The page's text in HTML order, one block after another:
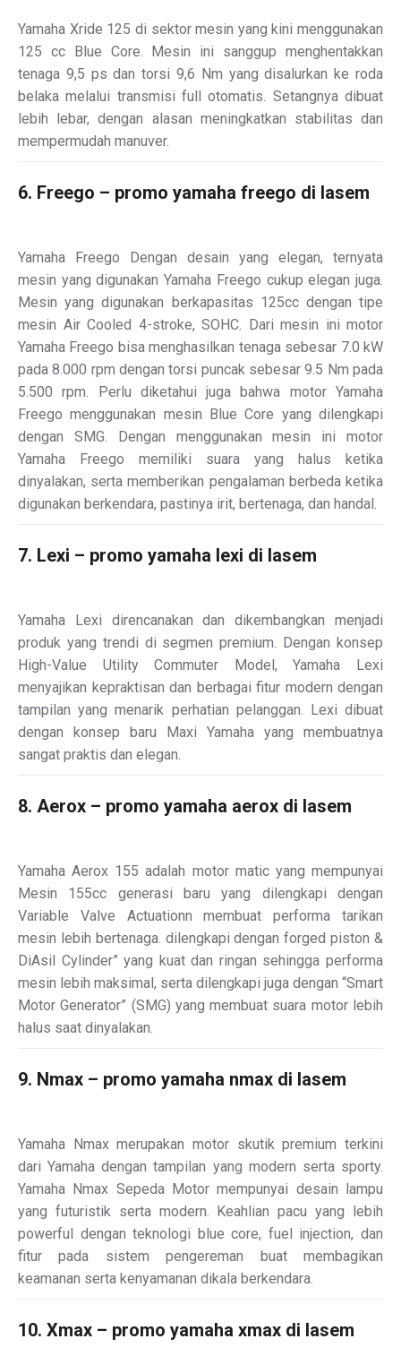
Yamaha Xride 125 di sektor mesin yang kini menggunakan
125 cc Blue Core. Mesin ini sanggup menghentakkan
tenaga 9,5 ps dan torsi 9,6 Nm yang disalurkan ke roda
belaka melalui transmisi full otomatis. Setangnya dibuat
lebih lebar, dengan alasan meningkatkan stabilitas dan
mempermudah manuver.
6. Freego – promo yamaha freego di lasem
Yamaha Freego Dengan desain yang elegan, ternyata
mesin yang digunakan Yamaha Freego cukup elegan juga.
Mesin yang digunakan berkapasitas 125cc dengan tipe
mesin Air Cooled 4-stroke, SOHC. Dari mesin ini motor
Yamaha Freego bisa menghasilkan tenaga sebesar 7.0 kW
pada 8.000 rpm dengan torsi puncak sebesar 9.5 Nm pada
5.500 rpm. Perlu diketahui juga bahwa motor Yamaha
Freego menggunakan mesin Blue Core yang dilengkapi
dengan SMG. Dengan menggunakan mesin ini motor
Yamaha Freego memiliki suara yang halus ketika
dinyalakan, serta memberikan pengalaman berbeda ketika
digunakan berkendara, pastinya irit, bertenaga, dan handal.
7. Lexi – promo yamaha lexi di lasem
Yamaha Lexi direncanakan dan dikembangkan menjadi
produk yang trendi di segmen premium. Dengan konsep
High-Value Utility Commuter Model, Yamaha Lexi
menyajikan kepraktisan dan berbagai fitur modern dengan
tampilan yang menarik perhatian pelanggan. Lexi dibuat
dengan konsep baru Maxi Yamaha yang membuatnya
sangat praktis dan elegan.
8. Aerox – promo yamaha aerox di lasem
Yamaha Aerox 155 adalah motor matic yang mempunyai
Mesin 155cc generasi baru yang dilengkapi dengan
Variable Valve Actuationn membuat performa tarikan
mesin lebih bertenaga. dilengkapi dengan forged piston &
DiAsil Cylinder” yang kuat dan ringan sehingga performa
mesin lebih maksimal, serta dilengkapi juga dengan “Smart
Motor Generator” (SMG) yang membuat suara motor lebih
halus saat dinyalakan.
9. Nmax – promo yamaha nmax di lasem
Yamaha Nmax merupakan motor skutik premium terkini
dari Yamaha dengan tampilan yang modern serta sporty.
Yamaha Nmax Sepeda Motor mempunyai desain lampu
yang futuristik serta modern. Keahlian pacu yang lebih
powerful dengan teknologi blue core, fuel injection, dan
fitur pada sistem pengereman buat membagikan
keamanan serta kenyamanan dikala berkendara.
10. Xmax – promo yamaha xmax di lasem